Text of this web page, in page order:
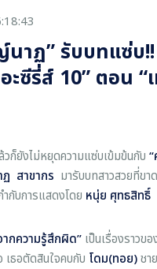
นาฏ” รับบทแซ่บ
ะซีรี่ส์ 10” ตอน
ก็ยังไม่หยุดความแซ่บเข้มข้นกับ
สาขากร มารับบทสาวสวยที่ข
ำกับการแสดงโดย หนุ่ย ศุทธสิทธิ์
ากความรู้สึกผิด” เป็นเรื่องราวขอ
เธอตัดสินใจคบกับ โดม(ทอย)ชา